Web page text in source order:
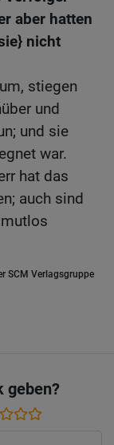
aber hatten
nicht
stiegen
und
und sie
war.
hat das
auch sind
SCM Verlagsgruppe
geben?